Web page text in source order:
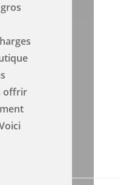
offrir